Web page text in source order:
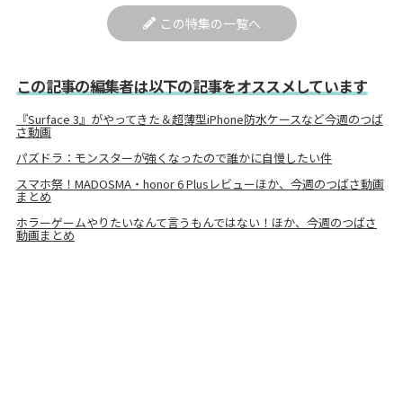
この特集の一覧へ
この記事の編集者は以下の記事をオススメしています
『Surface 3』がやってきた＆超薄型iPhone防水ケースなど今週のつば
さ動画
パズドラ：モンスターが強くなったので誰かに自慢したい件
スマホ祭！MADOSMA・honor 6 Plusレビューほか、今週のつばさ動画
まとめ
ホラーゲームやりたいなんて言うもんではない！ほか、今週のつばさ
動画まとめ